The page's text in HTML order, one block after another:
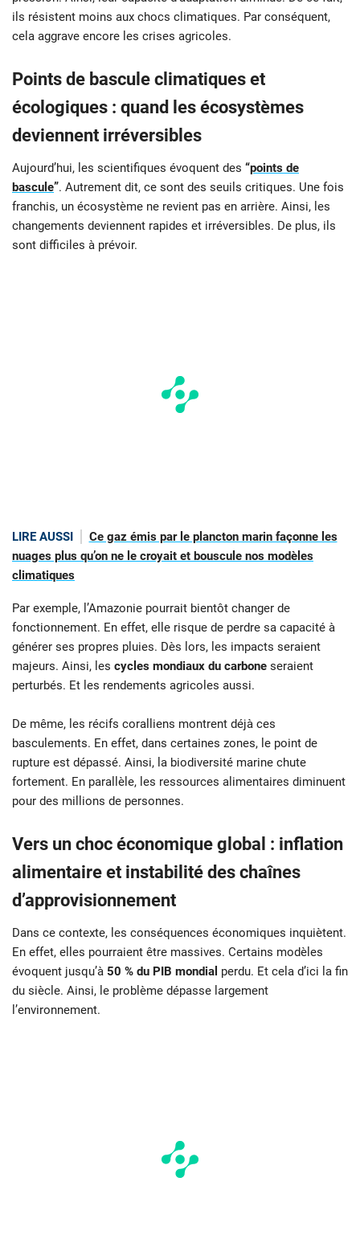
ils résistent moins aux chocs climatiques. Par conséquent,
cela aggrave encore les crises agricoles.
Points de bascule climatiques et
écologiques : quand les écosystèmes
deviennent irréversibles
Aujourd’hui, les scientifiques évoquent des “points de
bascule”. Autrement dit, ce sont des seuils critiques. Une fois
franchis, un écosystème ne revient pas en arrière. Ainsi, les
changements deviennent rapides et irréversibles. De plus, ils
sont difficiles à prévoir.
LIRE AUSSI
Ce gaz émis par le plancton marin façonne les
nuages plus qu’on ne le croyait et bouscule nos modèles
climatiques
Par exemple, l’Amazonie pourrait bientôt changer de
fonctionnement. En effet, elle risque de perdre sa capacité à
générer ses propres pluies. Dès lors, les impacts seraient
majeurs. Ainsi, les cycles mondiaux du carbone seraient
perturbés. Et les rendements agricoles aussi.
De même, les récifs coralliens montrent déjà ces
basculements. En effet, dans certaines zones, le point de
rupture est dépassé. Ainsi, la biodiversité marine chute
fortement. En parallèle, les ressources alimentaires diminuent
pour des millions de personnes.
Vers un choc économique global : inflation
alimentaire et instabilité des chaînes
d’approvisionnement
Dans ce contexte, les conséquences économiques inquiètent.
En effet, elles pourraient être massives. Certains modèles
évoquent jusqu’à 50 % du PIB mondial perdu. Et cela d’ici la fin
du siècle. Ainsi, le problème dépasse largement
l’environnement.